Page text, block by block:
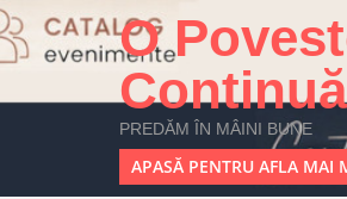
O
Continuă
PREDĂM ÎN MÂINI BUNE
APASĂ PENTRU AFLA MAI